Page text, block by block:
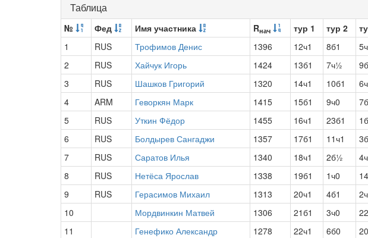
Таблица
№ Фед Имя участника Rнач тур 1 тур 2
1
RUS Трофимов Денис 1396 12ч1 8б1
2
RUS Хайчук Игорь 1424 13б1 7ч½
3
RUS Шашков Григорий 1320 14ч1 10б1
4
ARM Геворкян Марк 1415 15б1 9ч0
5
RUS Уткин Фёдор 1455 16ч1 23б1
6
RUS Болдырев Сангаджи 1357 17б1 11ч1
7
RUS Саратов Илья 1340 18ч1 2б½
8
RUS Нетёса Ярослав 1338 19б1 1ч0
9
RUS Герасимов Михаил 1313 20ч1 4б1
10
Мордвинкин Матвей 1306 21б1 3ч0
11
Генефико Александр 1278 22ч1 6б0